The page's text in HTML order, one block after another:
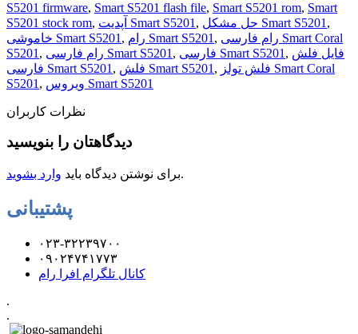
S5201 firmware, Smart S5201 flash file, Smart S5201 rom, Smart
S5201 stock rom, آپدیت Smart S5201 , حل مشکل Smart S5201 ,
خاموشی Smart S5201 , رام Smart S5201 , رام فارسی Smart Coral
S5201 , رام فارسی Smart S5201 , فارسی Smart S5201 , فایل فلش
فارسی Smart S5201 , فلش Smart S5201 , فلش تولز Smart Coral
S5201 , ویروس Smart S5201
نظرات کاربران
دیدگاهتان را بنویسید
برای نوشتن دیدگاه باید وارد بشوید .
پشتیبانی
۰۲۳-۳۲۲۳۹۷۰۰
۰۹۰۲۴۷۴۱۷۷۳
کانال تلگرام افرا رام
.
.